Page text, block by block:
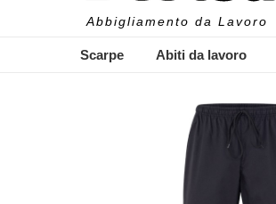
Abbigliamento da Lavoro
Scarpe Abiti da lavoro